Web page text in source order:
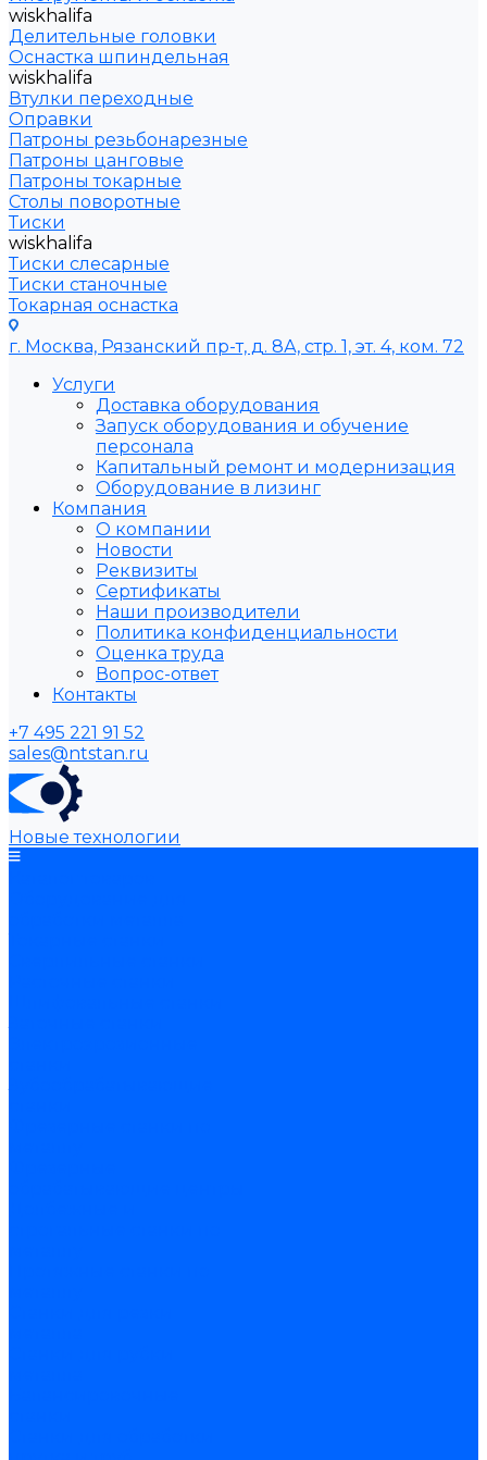
wiskhalifa
Делительные головки
Оснастка шпиндельная
wiskhalifa
Втулки переходные
Оправки
Патроны резьбонарезные
Патроны цанговые
Патроны токарные
Столы поворотные
Тиски
wiskhalifa
Тиски слесарные
Тиски станочные
Токарная оснастка
г. Москва, Рязанский пр-т, д. 8А, стр. 1, эт. 4, ком. 72
Услуги
Доставка оборудования
Запуск оборудования и обучение
персонала
Капитальный ремонт и модернизация
Оборудование в лизинг
Компания
О компании
Новости
Реквизиты
Сертификаты
Наши производители
Политика конфиденциальности
Оценка труда
Вопрос-ответ
Контакты
+7 495 221 91 52
sales@ntstan.ru
Новые технологии